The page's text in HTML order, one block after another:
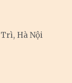
Hà Nội